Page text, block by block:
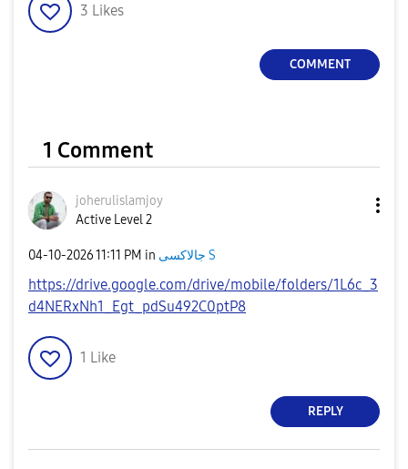
3 Likes
COMMENT
1 Comment
joherulislamjoy
Active Level 2
‎04-10-202611:11 PM in جالاكسى S
https://drive.google.com/drive/mobile/folders/1L6c_3
d4NERxNh1_Egt_pdSu492C0ptP8
1 Like
REPLY